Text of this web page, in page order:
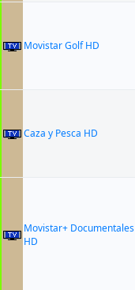
Movistar Golf HD
Caza y Pesca HD
Movistar+ Documentales
HD